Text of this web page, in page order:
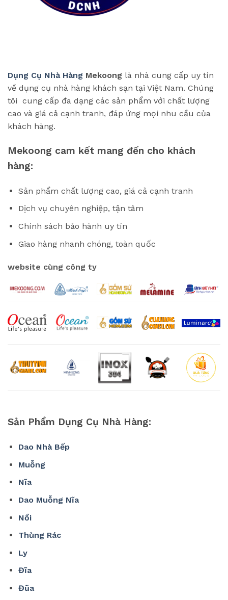
Dụng Cụ Nhà Hàng Mekoong là nhà cung cấp uy tín
về dụng cụ nhà hàng khách sạn tại Việt Nam. Chúng
tôi cung cấp đa dạng các sản phẩm với chất lượng
cao và giá cả cạnh tranh, đáp ứng mọi nhu cầu của
khách hàng.
Mekoong cam kết mang đến cho khách
hàng:
Sản phẩm chất lượng cao, giá cả cạnh tranh
Dịch vụ chuyên nghiệp, tận tâm
Chính sách bảo hành uy tín
Giao hàng nhanh chóng, toàn quốc
website cùng công ty
Sản Phẩm Dụng Cụ Nhà Hàng:
Dao Nhà Bếp
Muỗng
Nĩa
Dao Muỗng Nĩa
Nồi
Thùng Rác
Ly
Đĩa
Đũa